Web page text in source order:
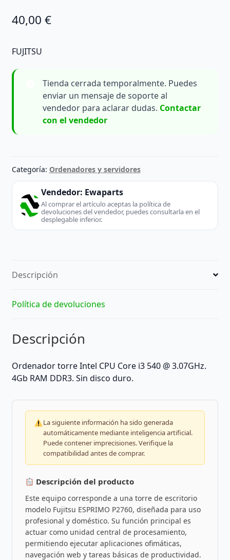
40,00 €
FUJITSU
Tienda cerrada temporalmente. Puedes
enviar un mensaje de soporte al
vendedor para aclarar dudas. Contactar
con el vendedor
Categoría: Ordenadores y servidores
Vendedor: Ewaparts
Al comprar el artículo aceptas la política de
devoluciones del vendedor, puedes consultarla en el
desplegable inferior.
Descripción
Política de devoluciones
Descripción
Ordenador torre Intel CPU Core i3 540 @ 3.07GHz.
4Gb RAM DDR3. Sin disco duro.
La siguiente información ha sido generada
automáticamente mediante inteligencia artificial.
Puede contener imprecisiones. Verifique la
compatibilidad antes de comprar.
Descripción del producto
Este equipo corresponde a una torre de escritorio
modelo Fujitsu ESPRIMO P2760, diseñada para uso
profesional y doméstico. Su función principal es
actuar como unidad central de procesamiento,
permitiendo ejecutar aplicaciones ofimáticas,
navegación web y tareas básicas de productividad.